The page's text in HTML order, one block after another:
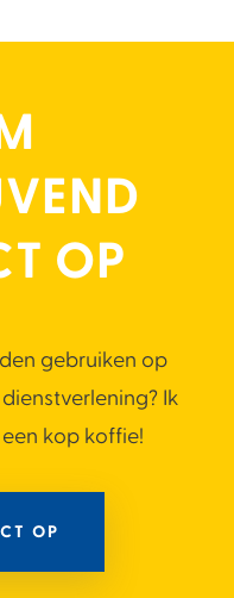
OP
gebruiken op
Ik
kop koffie!
OP